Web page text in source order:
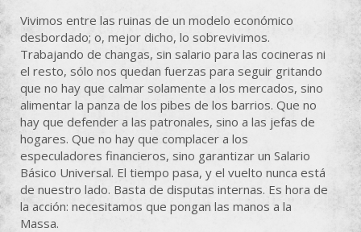
Vivimos entre las ruinas de un modelo económico
desbordado; o, mejor dicho, lo sobrevivimos.
Trabajando de changas, sin salario para las cocineras ni
el resto, sólo nos quedan fuerzas para seguir gritando
que no hay que calmar solamente a los mercados, sino
alimentar la panza de los pibes de los barrios. Que no
hay que defender a las patronales, sino a las jefas de
hogares. Que no hay que complacer a los
especuladores financieros, sino garantizar un Salario
Básico Universal. El tiempo pasa, y el vuelto nunca está
de nuestro lado. Basta de disputas internas. Es hora de
la acción: necesitamos que pongan las manos a la
Massa.